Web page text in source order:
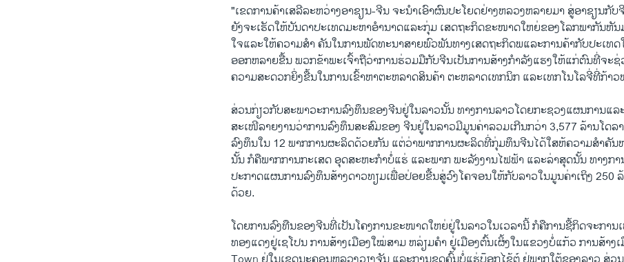
"ເຂດ​ການ​ຄ້າ​ເສລີ​ລະຫວ່າງ​ອາ​ຊຽນ-ຈີນ ຈະ​ນຳ​ເອົາ​ຜົນ​ປະ​ໂຍດ​ຢ່າງ​ຫລວງຫລາຍ​ມາ ສູ່​ອາຊຽນກັ
ຍັງ​ຈະ​ເຮັດ​ໃຫ້​ບັນດາ​ປະ​ເທດ​ມະຫາ​ອຳນາດ​ແລະ​ກຸ່ມ ​ເສດຖະກິດ​ຂະໜາດ​ໃຫຍ່​ຂອງ​ໂລກ​ພາກັນ​ຫັ
ໃຈ​ແລະ​ໃຫ້​ຄວາມ​ສຳ ຄັນ​ໃນ​ການ​ພັດທະນາ​ສາຍ​ພົວພັນ​ທາງ​ເສດຖະກິດ​ພ​ແລະ​ການ​ຄ້າ​ກັບປະ​ເທດ​
ອອກ​ຫລາຍຂື້ນ ພວກ​ຂ້າພະ​ເຈົ້າຖື​ວ່າການ​ຮ່ວມ​ມື​ກັບ​ຈີນ​ເປັນ​ການ​ສ້າງ​ກຳລັງ​ແຮງ​ໃຫ້​ແກ່​ຕົນ​ທີ່​ຈະ​
ຄວາມ​ສະດວກ​ຍິ່ງ​ຂື້ນ​ໃນ​ການ​ເຂົ້າຫາ​ຕະຫລາດ​ສິນຄ້າ ຕະຫລາດ​ເທ​ກນິກ ​ແລະ​ເທ​ກ​ໂນ​ໂລ​ຈີ່​ທີ່​ກ້າ
ສ່ວນ​ກ່ຽວ​ກັບ​ສະພາວະ​ການ​ລົງທຶນ​ຂອງ​ຈີນ​ຢູ່​ໃນ​ລາວ​ນັ້ນ ທາງ​ການ​ລາວ​ໂດຍ​ກະຊວງແຜນການ​ແ
ສະ​ເໜີ​ລາຍ​ງານ​ວ່າການ​ລົງທຶນ​ສະ​ສົມ​ຂອງ ຈີນ​ຢູ່​ໃນ​ລາວ​ມີ​ມູນ​ຄ່າ​ລວມ​ເກີນ​ກວ່າ 3,577 ລ້ານ​ໂດ​ລ
ລົງທຶນ​ໃນ 12 ພາກ​ການ​ຜະລິດ​ດ້ວຍ​ກັນ ​ແຕ່​ວ່າ​ພາກ​ການ​ຜະລິດ​ທີ່​ກຸ່ມ​ທຶນ​ຈີນ​ໄດ້​ໃສ​ຫ້ຄວາມ​ສຳຄັນ​
ນັ້ນ ກໍ​ຄື​ພາກ​ການ​ກະ​ເສດ ອຸດ​ສະຫະ​ກຳ​ບໍ່​ແຮ່ ​ແລະ​ພາກ ພະລັງງານ​ໄຟຟ້າ ​ແລະ​ລ່າ​ສຸດ​ນັ້ນ ທາງ​ກ
ປະກາດ​ແຜນການ​ລົງທຶນ​ສ້າງ​ດາວ​ທຽມ​ເພື່ອ​ປ່ອຍ​ຂື້ນ​ສູ່​ວົງ​ໂຄຈອນ​ໃຫ້​ກັບ​ລາວ​ໃນ​ມູນ​ຄ່າ​ເຖິງ 250
ດ້ວຍ.
ໂດຍ​ການ​ລົງ​ທືນຂອງ​ຈີນ​ທີ່​ເປັນ​ໂຄງການ​ຂະໜາດ​ໃຫຍ່​ຢູ່​ໃນ​ລາວ​ໃນ​ເວລາ​ນີ້ ກໍ​ຄື​ການ​ຊື້​ກິດຈະການ​
ທອງ​ແດງ​ຢູ່​ເຊ​ໂປ​ນ ການ​ສ້າງ​ເມືອງ​ໃໝ່​ສາມ ຫລ່ຽມ​ຄຳ ຢູ່​ເມືອງ​ຕົ້ນ​ເຜິ້ງ​ໃນ​ແຂວງ​ບໍ່​ແກ້ວ ການ​ສ້າງ​